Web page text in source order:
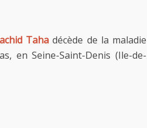
Taha décède de la maladie
en Seine-Saint-Denis (Ile-de-